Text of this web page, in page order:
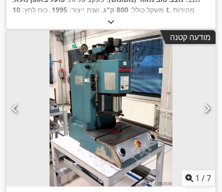
משקל כולל: 800 ק"ג , שנת ייצור: 1995, כוח לחץ: 10 t, מהירות
, אורך מהלך:200 מ"מ
רוחב שולחן:430 מ"מ , סוג זרם כניסה:מזגן, ציוד:מחסום אור
מודעה קטנה
1 /7